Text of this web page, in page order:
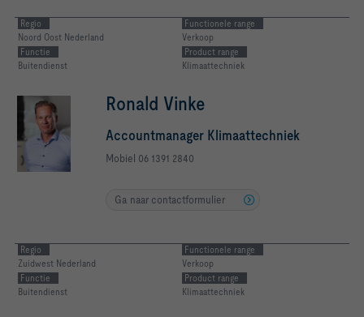
Regio
Noord Oost Nederland
Functionele range
Verkoop
Functie
Buitendienst
Product range
Klimaattechniek
Ronald Vinke
Accountmanager Klimaattechniek
Mobiel 06 1391 2840
Ga naar contactformulier
Regio
Zuidwest Nederland
Functionele range
Verkoop
Functie
Buitendienst
Product range
Klimaattechniek